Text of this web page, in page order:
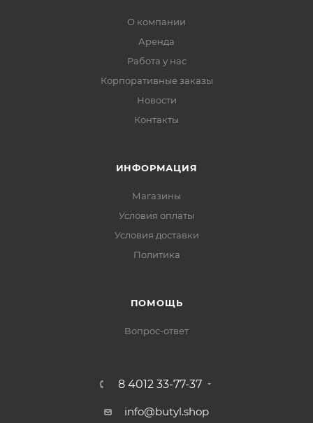
О компании
Аренда
Работа у нас
Корпоративные заказы
Новости
Контакты
ИНФОРМАЦИЯ
Магазины
Условия оплаты
Условия доставки
Политика
ПОМОЩЬ
Вопрос-ответ
8 4012 33-77-37
info@butyl.shop